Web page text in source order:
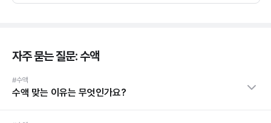
자주 묻는 질문: 수액
#수액
수액 맞는 이유는 무엇인가요?